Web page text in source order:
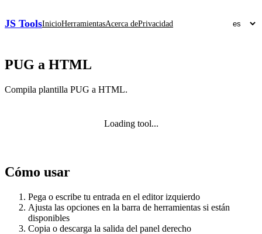
JS ToolsInicioHerramientasAcerca dePrivacidad
PUG a HTML
Compila plantilla PUG a HTML.
Loading tool...
Cómo usar
Pega o escribe tu entrada en el editor izquierdo
Ajusta las opciones en la barra de herramientas si están
disponibles
Copia o descarga la salida del panel derecho